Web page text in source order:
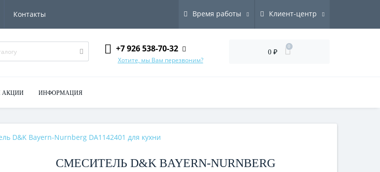
Контакты Время работы Клиент-центр
+7 926 538-70-32
Хотите, мы Вам перезвоним?
0 ₽
0
АКЦИИ ИНФОРМАЦИЯ
D&K Bayern-Nurnberg DA1142401 для кухни
СМЕСИТЕЛЬ D&K BAYERN-NURNBERG